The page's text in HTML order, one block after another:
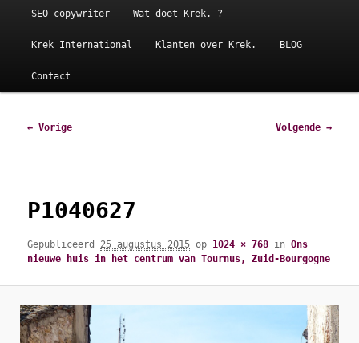
Hoofdmenu
SEO copywriter Wat doet Krek. ?
Krek International Klanten over Krek. BLOG
Contact
Afbeeldingsnavigatie
← Vorige Volgende →
P1040627
Gepubliceerd 25 augustus 2015 op 1024 × 768 inOns
nieuwe huis in het centrum van Tournus, Zuid-Bourgogne